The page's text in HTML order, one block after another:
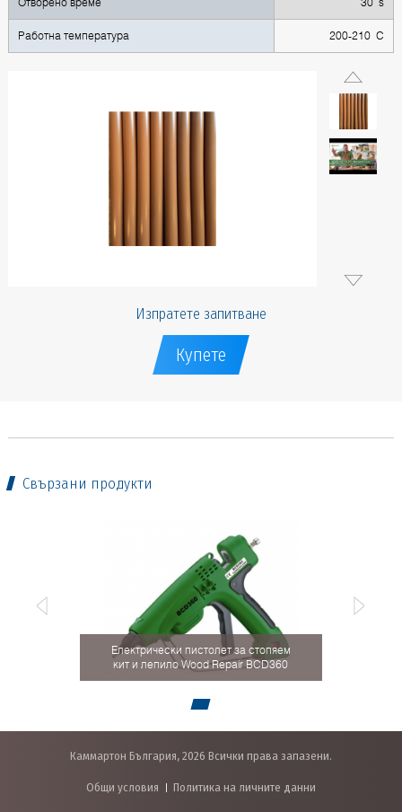
Работна температура 200-210 C
Изпратете запитване
Купете
Свързани продукти
Електрически пистолет за стопяем
кит и лепило Wood Repair BCD360
Каммартон България, 2026 Всички права запазени.
Общи условия Политика на личните данни